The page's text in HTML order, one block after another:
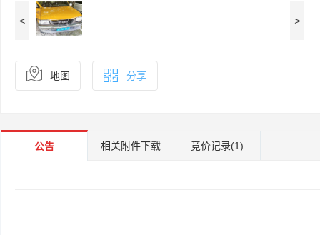
< >
地图 分享
公告 相关附件下载 竞价记录(1)